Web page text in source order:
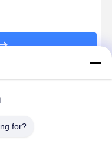
for?